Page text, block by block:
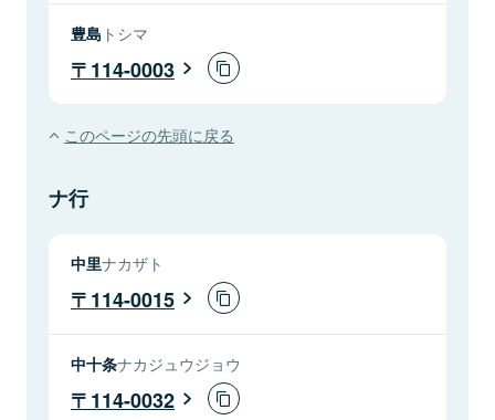
豊島 トシマ
114-0003
このページの先頭に戻る
ナ行
中里ナカザト
114-0015
中十条ナカジュウジョウ
114-0032